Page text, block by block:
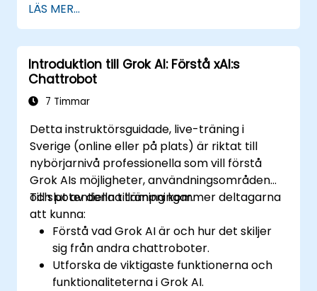
Automatisera rutinmässiga
affärsuppgifter med AI-drivna
arbetsflöden.
Använda AI-genererade insikter för
strategiska beslut.
Förbättra teamkollaboration och
LÄS MER...
Introduktion till Grok AI: Förstå xAI:s
Chattrobot
7 Timmar
Detta instruktörsguidade, live-träning i
Sverige (online eller på plats) är riktat till
nybörjarnivå professionella som vill förstå
Grok AIs möjligheter, användningsområden
och potentiella tillämpningar.
Till slut av denna träning kommer deltagarna
att kunna:
Förstå vad Grok AI är och hur det skiljer
sig från andra chattroboter.
Utforska de viktigaste funktionerna och
funktionaliteterna i Grok AI.